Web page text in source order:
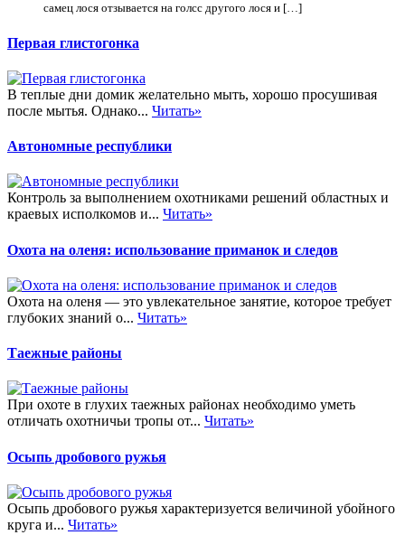
самец лося отзывается на голсс другого лося и […]
Первая глистогонка
В теплые дни домик желательно мыть, хорошо просушивая
после мытья. Однако... Читать»
Автономные республики
Контроль за выполнением охотниками решений областных и
краевых исполкомов и... Читать»
Охота на оленя: использование приманок и следов
Охота на оленя — это увлекательное занятие, которое требует
глубоких знаний о... Читать»
Таежные районы
При охоте в глухих таежных районах необходимо уметь
отличать охотничьи тропы от... Читать»
Осыпь дробового ружья
Осыпь дробового ружья характеризуется величиной убойного
круга и... Читать»